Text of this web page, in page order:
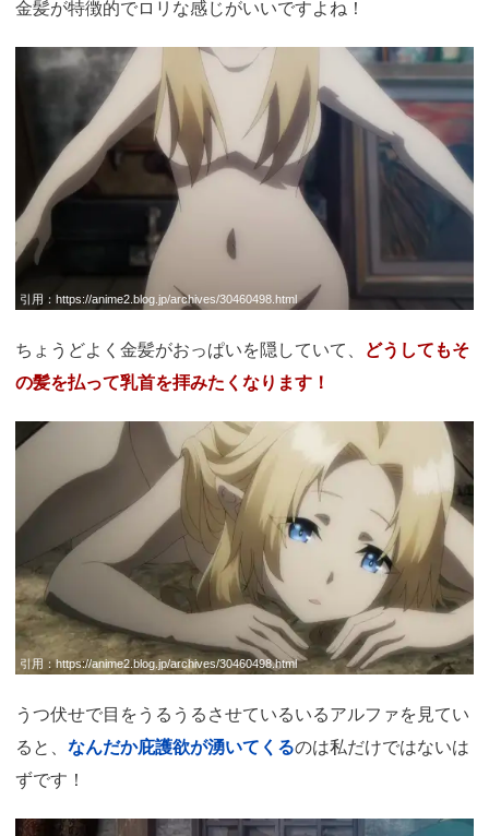
金髪が特徴的でロリな感じがいいですよね！
引用： https://anime2.blog.jp/archives/30460498.html
ちょうどよく金髪がおっぱいを隠していて、
どうしてもそ
の髪を払って乳首を拝みたくなります！
引用： https://anime2.blog.jp/archives/30460498.html
うつ伏せで目をうるうるさせているいるアルファを見てい
ると、 なんだか庇護欲が湧いてくるのは私だけではないは
ずです！